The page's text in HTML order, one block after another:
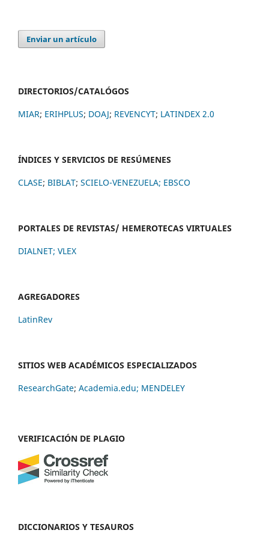
Enviar un artículo
DIRECTORIOS/CATALÓGOS
MIAR; ERIHPLUS; DOAJ; REVENCYT; LATINDEX 2.0
ÍNDICES Y SERVICIOS DE RESÚMENES
CLASE; BIBLAT; SCIELO-VENEZUELA; EBSCO
PORTALES DE REVISTAS/ HEMEROTECAS VIRTUALES
DIALNET; VLEX
AGREGADORES
LatinRev
SITIOS WEB ACADÉMICOS ESPECIALIZADOS
ResearchGate; Academia.edu; MENDELEY
VERIFICACIÓN DE PLAGIO
DICCIONARIOS Y TESAUROS